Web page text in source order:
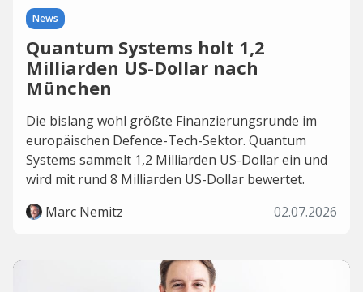
News
Quantum Systems holt 1,2
Milliarden US-Dollar nach
München
Die bislang wohl größte Finanzierungsrunde im
europäischen Defence-Tech-Sektor. Quantum
Systems sammelt 1,2 Milliarden US-Dollar ein und
wird mit rund 8 Milliarden US-Dollar bewertet.
Marc Nemitz
02.07.2026